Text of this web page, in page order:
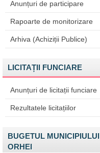
Anunțuri de participare
Rapoarte de monitorizare
Arhiva (Achiziții Publice)
LICITAȚII FUNCIARE
Anunțuri de licitații funciare
Rezultatele licitațiilor
BUGETUL MUNICIPIULUI
ORHEI